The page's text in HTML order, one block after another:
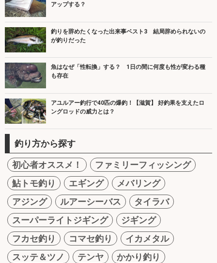
アップする？
釣りを辞めたくなった出来事ベスト3 結局辞められないの
が釣りだった
魚はなぜ「性転換」する？ 1日の間に何度も性が変わる種
も存在
アユルアー釣行で40匹の爆釣！【滋賀】 好釣果を支えたロ
ングロッドの威力とは？
釣り方から探す
初心者オススメ！
ファミリーフィッシング
鮎トモ釣り
エギング
メバリング
アジング
ルアーシーバス
タイラバ
スーパーライトジギング
ジギング
フカセ釣り
コマセ釣り
イカメタル
スッテ＆ツノ
テンヤ
かかり釣り